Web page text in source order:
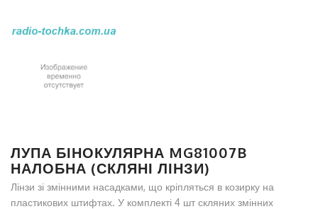
ЛУПА БІНОКУЛЯРНА MG81007B
НАЛОБНА (СКЛЯНІ ЛІНЗИ)
Лінзи зі змінними насадками, що кріпляться в козирку на
пластикових штифтах. У комплекті 4 шт скляних змінних